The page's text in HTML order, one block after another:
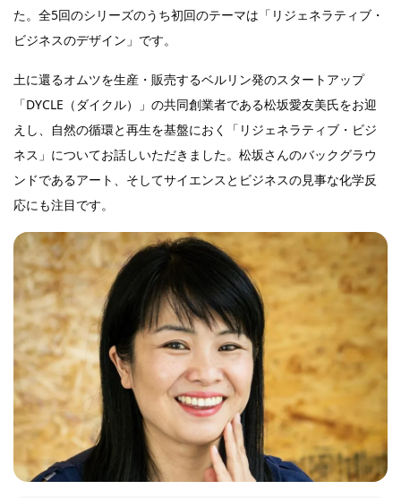
た。全5回のシリーズのうち初回のテーマは「リジェネラティブ・
ビジネスのデザイン」です。
土に還るオムツを生産・販売するベルリン発のスタートアップ
「DYCLE（ダイクル）」の共同創業者である松坂愛友美氏をお迎
えし、自然の循環と再生を基盤におく「リジェネラティブ・ビジ
ネス」についてお話しいただきました。松坂さんのバックグラウ
ンドであるアート、そしてサイエンスとビジネスの見事な化学反
応にも注目です。